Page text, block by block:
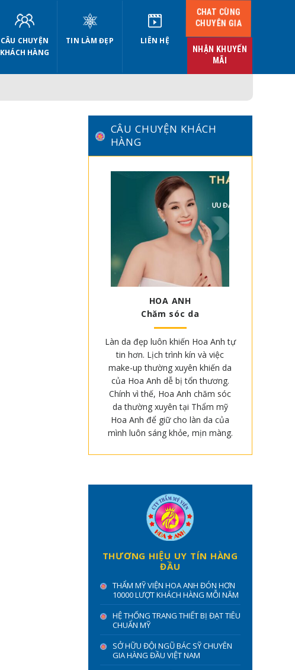
CÂU CHUYỆN
KHÁCH HÀNG
TIN LÀM ĐẸP LIÊN HỆ
CHAT CÙNG
CHUYÊN GIA
NHẬN KHUYẾN
MÃI
CÂU CHUYỆN KHÁCH
HÀNG
HOA ANH
Chăm sóc da
Làn da đẹp luôn khiến Hoa Anh tự
tin hơn. Lịch trình kín và việc
make-up thường xuyên khiến da
của Hoa Anh dễ bị tổn thương.
Chính vì thế, Hoa Anh chăm sóc
da thường xuyên tại Thẩm mỹ
Hoa Anh để giữ cho làn da của
mình luôn sáng khỏe, mịn màng.
THƯƠNG HIỆU UY TÍN HÀNG
ĐẦU
THẨM MỸ VIỆN HOA ANH ĐÓN HƠN
10000 LƯỢT KHÁCH HÀNG MỖI NĂM
HỆ THỐNG TRANG THIẾT BỊ ĐẠT TIÊU
CHUẨN MỸ
SỞ HỮU ĐỘI NGŨ BÁC SỸ CHUYÊN
GIA HÀNG ĐẦU VIỆT NAM